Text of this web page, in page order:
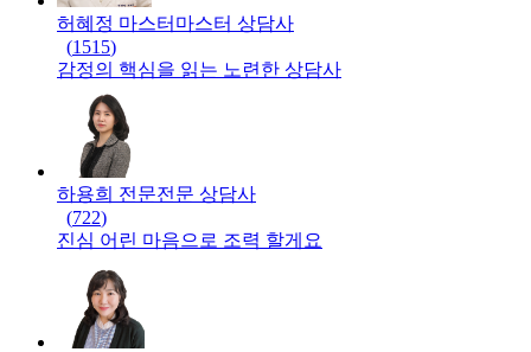
허혜정 마스터 마스터 상담사
(1515)
감정의 핵심을 읽는 노련한 상담사
하용희 전문전문 상담사
(722)
진심 어린 마음으로 조력 할게요